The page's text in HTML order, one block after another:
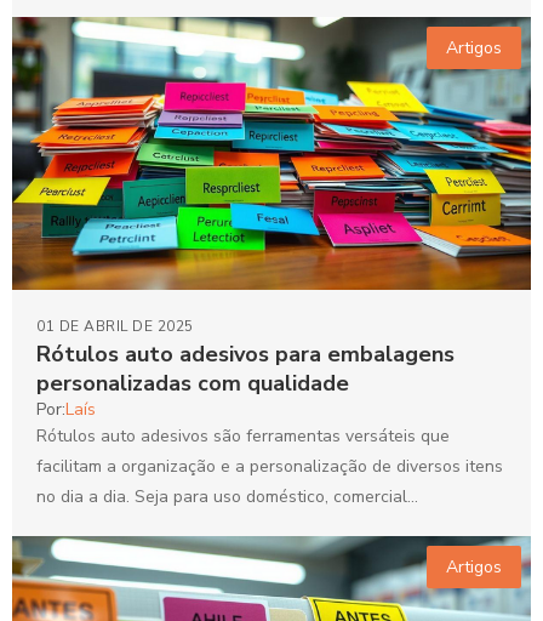
Artigos
Rótulos auto adesivos para embalagens
personalizadas com qualidade
01 DE ABRIL DE 2025
Por:Laís
Rótulos auto adesivos são ferramentas versáteis que
facilitam a organização e a personalização de diversos itens
no dia a dia. Seja para uso doméstico, comercial...
Artigos